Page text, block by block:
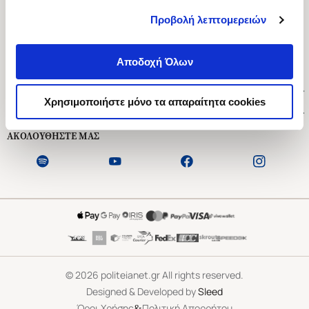
Προβολή λεπτομερειών
Αποδοχή Όλων
Χρησιμοποιήστε μόνο τα απαραίτητα cookies
Ασκληπιού 1-3, Αθήνα 106 79
Δευτέρα - Παρασκευή 09:00-21:00
Εξυπηρέτηση Πελατών
ΑΚΟΛΟΥΘΗΣΤΕ ΜΑΣ
©2026 politeianet.gr All rights reserved.
Designed & Developed bySleed